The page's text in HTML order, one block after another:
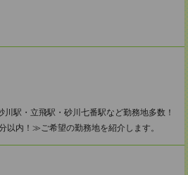
川駅・立飛駅・砂川七番駅など勤務地多数！
以内！≫ご希望の勤務地を紹介します。